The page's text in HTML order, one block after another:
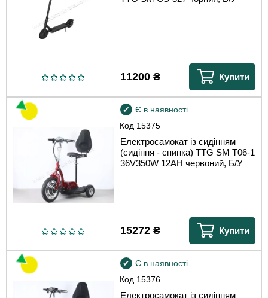
11200₴ Купити
Код 15375
Є в наявності
Електросамокат із сидінням
(сидіння - спинка) TTG SM T06-1
36V350W 12AH червоний, Б/У
15272₴ Купити
Код 15376
Є в наявності
Електросамокат із сидінням